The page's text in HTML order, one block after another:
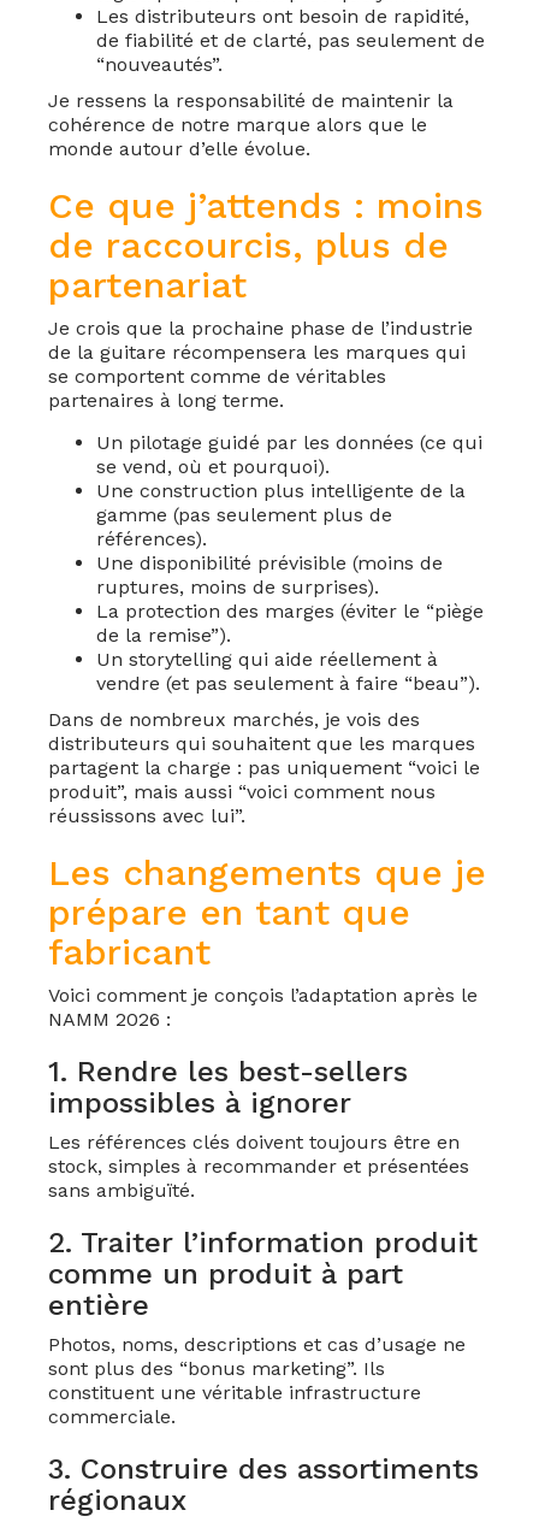
Les distributeurs ont besoin de rapidité,
de fiabilité et de clarté, pas seulement de
“nouveautés”.
Je ressens la responsabilité de maintenir la
cohérence de notre marque alors que le
monde autour d’elle évolue.
Ce que j’attends : moins
de raccourcis, plus de
partenariat
Je crois que la prochaine phase de l’industrie
de la guitare récompensera les marques qui
se comportent comme de véritables
partenaires à long terme.
Un pilotage guidé par les données (ce qui
se vend, où et pourquoi).
Une construction plus intelligente de la
gamme (pas seulement plus de
références).
Une disponibilité prévisible (moins de
ruptures, moins de surprises).
La protection des marges (éviter le “piège
de la remise”).
Un storytelling qui aide réellement à
vendre (et pas seulement à faire “beau”).
Dans de nombreux marchés, je vois des
distributeurs qui souhaitent que les marques
partagent la charge : pas uniquement “voici le
produit”, mais aussi “voici comment nous
réussissons avec lui”.
Les changements que je
prépare en tant que
fabricant
Voici comment je conçois l’adaptation après le
NAMM 2026 :
1. Rendre les best-sellers
impossibles à ignorer
Les références clés doivent toujours être en
stock, simples à recommander et présentées
sans ambiguïté.
2. Traiter l’information produit
comme un produit à part
entière
Photos, noms, descriptions et cas d’usage ne
sont plus des “bonus marketing”. Ils
constituent une véritable infrastructure
commerciale.
3. Construire des assortiments
régionaux